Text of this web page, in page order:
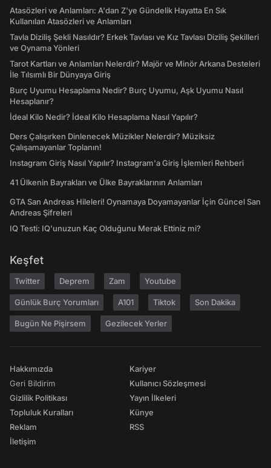
Atasözleri ve Anlamları: A'dan Z'ye Gündelik Hayatta En Sık
Kullanılan Atasözleri ve Anlamları
Tavla Diziliş Şekli Nasıldır? Erkek Tavlası ve Kız Tavlası Diziliş Şekilleri
ve Oynama Yönleri
Tarot Kartları ve Anlamları Nelerdir? Majör ve Minör Arkana Desteleri
İle Tılsımlı Bir Dünyaya Giriş
Burç Uyumu Hesaplama Nedir? Burç Uyumu, Aşk Uyumu Nasıl
Hesaplanır?
İdeal Kilo Nedir? İdeal Kilo Hesaplama Nasıl Yapılır?
Ders Çalışırken Dinlenecek Müzikler Nelerdir? Müziksiz
Çalışamayanlar Toplanın!
Instagram Giriş Nasıl Yapılır? Instagram'a Giriş İşlemleri Rehberi
41 Ülkenin Bayrakları ve Ülke Bayraklarının Anlamları
GTA San Andreas Hileleri! Oynamaya Doyamayanlar İçin Güncel San
Andreas Şifreleri
IQ Testi: IQ'unuzun Kaç Olduğunu Merak Ettiniz mi?
Keşfet
Twitter Deprem Zam Youtube
Günlük Burç Yorumları A101 Tiktok Son Dakika
Bugün Ne Pişirsem Gezilecek Yerler
Hakkımızda
Geri Bildirim
Gizlilik Politikası
Topluluk Kuralları
Reklam
İletişim
Kariyer
Kullanıcı Sözleşmesi
Yayın İlkeleri
Künye
RSS